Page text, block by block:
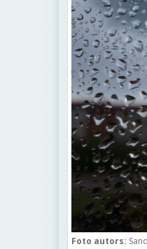
Foto autors: